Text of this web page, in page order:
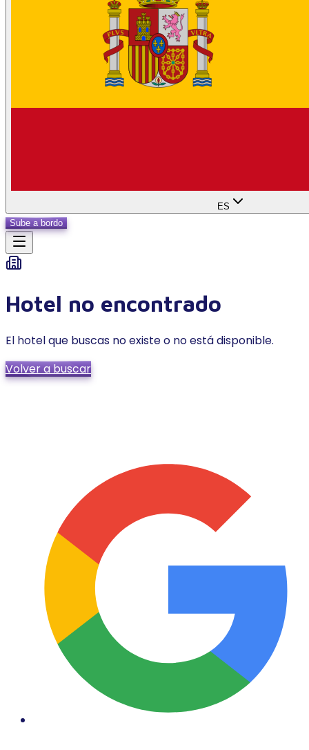
ES
Sube a bordo
Hotel no encontrado
El hotel que buscas no existe o no está disponible.
Volver a buscar